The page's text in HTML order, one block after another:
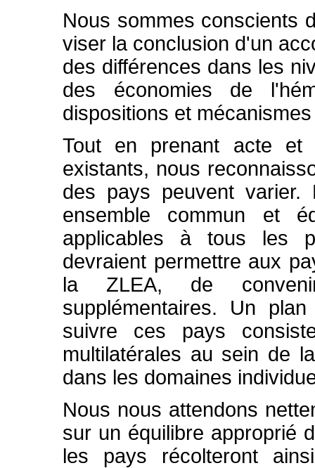
Nous sommes conscients
viser la conclusion d'un
des différences dans les
des économies de
dispositions et
Tout en prenant acte et
existants, nous
des pays peuvent varier.
ensemble commun et
applicables à tous les
devraient permettre aux
la ZLEA, de
supplémentaires. Un
suivre ces pays
multilatérales au sein de
dans les domaines
Nous nous attendons
sur un équilibre approprié
les pays récolteront